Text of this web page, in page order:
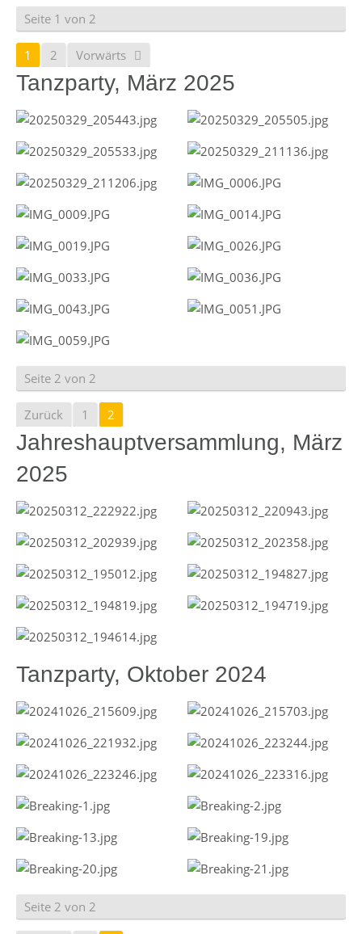
Seite 1 von 2
1 2 Vorwärts
Tanzparty, März 2025
Seite 2 von 2
Zurück 1 2
Jahreshauptversammlung, März
2025
Tanzparty, Oktober 2024
Seite 2 von 2